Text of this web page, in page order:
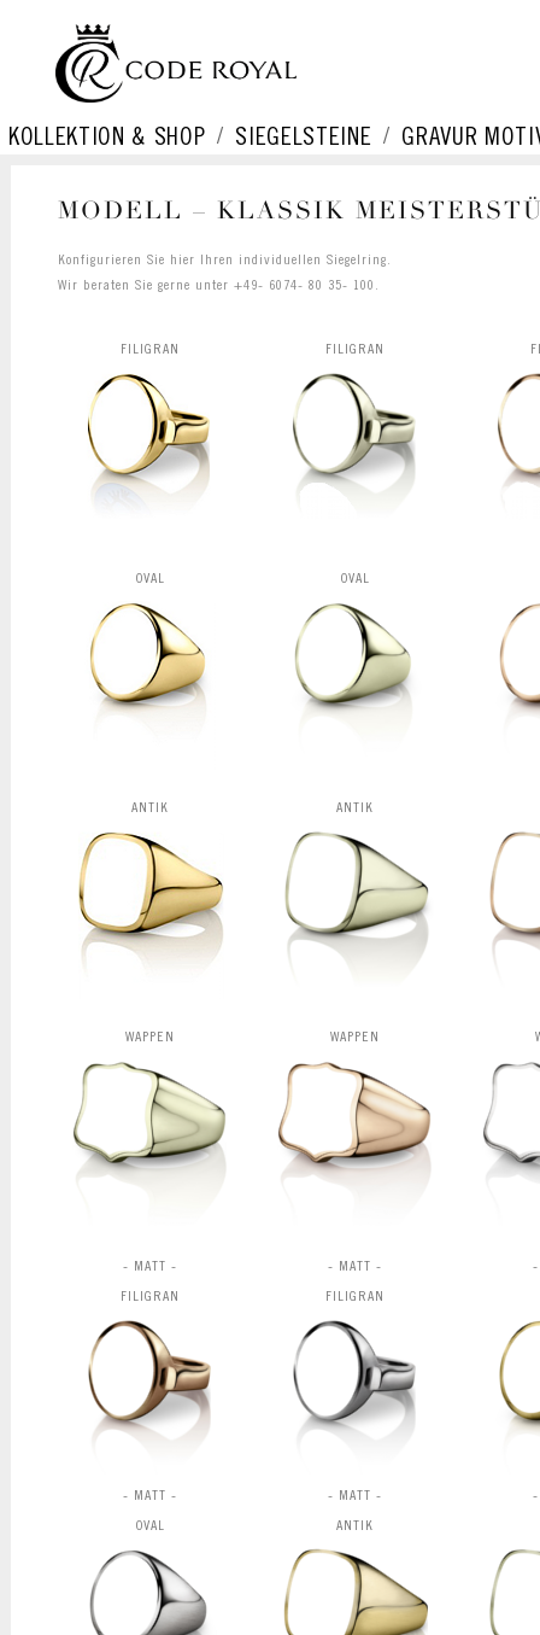
KOLLEKTION & SHOP SIEGELSTEINE GRAVUR
MODELL – KLASSIK
Konfigurieren Sie hier Ihren individuellen Siegelring.
Wir beraten Sie gerne unter +49- 6074- 80 35- 100.
FILIGRAN FILIGRAN
OVAL OVAL
ANTIK ANTIK
WAPPEN WAPPEN
- MATT -
FILIGRAN
- MATT -
FILIGRAN
- MATT -
OVAL
- MATT -
ANTIK